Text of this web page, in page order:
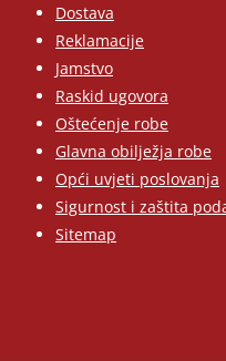
Dostava
Reklamacije
Jamstvo
Raskid ugovora
Oštećenje robe
Glavna obilježja robe
Opći uvjeti poslovanja
Sigurnost i zaštita
Sitemap